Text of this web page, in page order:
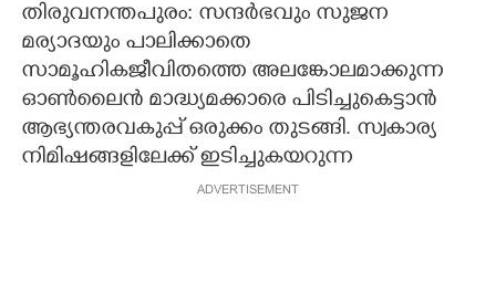
LITERATURE
ZOOM
CONTACT US
തിരുവനന്തപുരം: സന്ദർഭവും സുജന
മര്യാദയും പാലിക്കാതെ
സാമൂഹികജീവിതത്തെ അലങ്കോലമാക്കുന്ന
ഓൺലൈൻ മാദ്ധ്യമക്കാരെ പിടിച്ചുകെട്ടാൻ
ആഭ്യന്തരവകുപ്പ് ഒരുക്കം തുടങ്ങി. സ്വകാര്യ
നിമിഷങ്ങളിലേക്ക് ഇടിച്ചുകയറുന്ന
ADVERTISEMENT